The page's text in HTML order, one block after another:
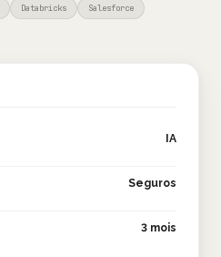
Databricks Salesforce
IA
Seguros
3 mois